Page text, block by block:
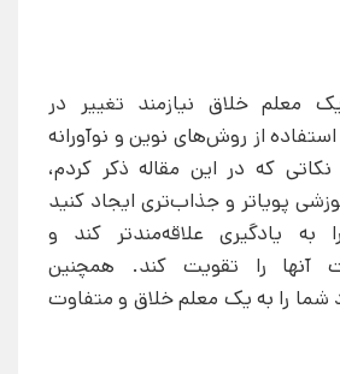
معلم خلاق نیازمند تغییر در
از روش‌های نوین و نوآورانه
که در این مقاله ذکر کردم،
پویاتر و جذاب‌تری ایجاد کنید
به یادگیری علاقه‌مندتر کند و
آنها را تقویت کند. همچنین
شما را به یک معلم خلاق و متفاوت